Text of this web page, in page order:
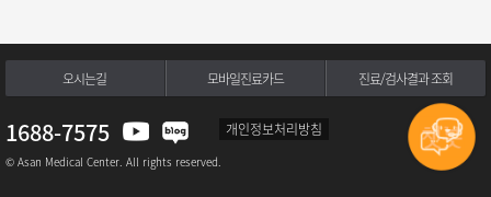
오시는길 모바일진료카드 진료/검사결과 조회
1688-7575 개인정보처리방침
© Asan Medical Center. All rights reserved.